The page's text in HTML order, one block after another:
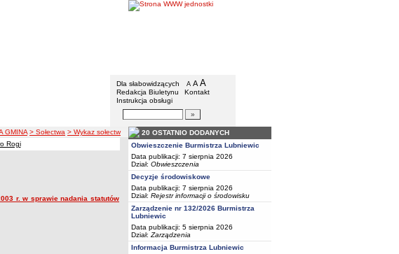
BIP - Urząd Miejski w Lubniewicach
Menu dodatkowe
Dla słabowidzących A pomniejsz czcionkę
A standardowy rozmiar czcionki
A
Redakcja Biuletynu
Kontakt
Instrukcja obsługi
Wyszukiwarka artykułów
GMINA > Sołectwa > Wykaz sołectw
Rogi
r. w sprawie nadania statutów
20 OSTATNIO DODANYCH
Obwieszczenie Burmistrza Lubniewic
Data publikacji: 7 sierpnia 2026
Dział: Obwieszczenia
Decyzje środowiskowe
Data publikacji: 7 sierpnia 2026
Dział: Rejestr informacji o środowisku
Zarządzenie nr 132/2026 Burmistrza
Lubniewic
Data publikacji: 5 sierpnia 2026
Dział: Zarządzenia
Informacja Burmistrza Lubniewic